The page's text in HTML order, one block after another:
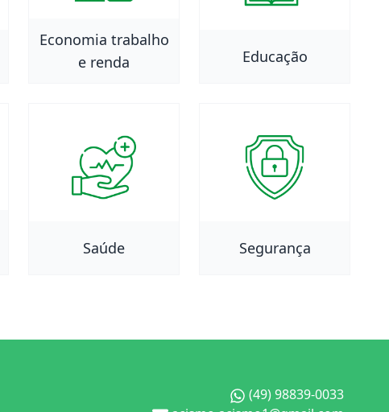
Economia trabalho
e renda
Educação
Saúde Segurança
(49) 98839-0033